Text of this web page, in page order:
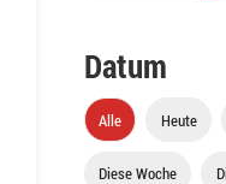
Datum
Alle Heute
Diese Woche